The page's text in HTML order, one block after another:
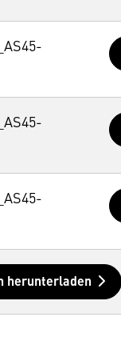
herunterladen